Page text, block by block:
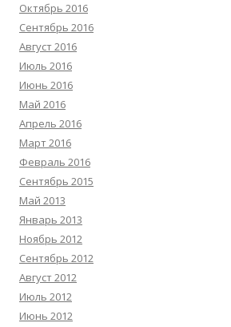
Октябрь 2016
Сентябрь 2016
Август 2016
Июль 2016
Июнь 2016
Май 2016
Апрель 2016
Март 2016
Февраль 2016
Сентябрь 2015
Май 2013
Январь 2013
Ноябрь 2012
Сентябрь 2012
Август 2012
Июль 2012
Июнь 2012